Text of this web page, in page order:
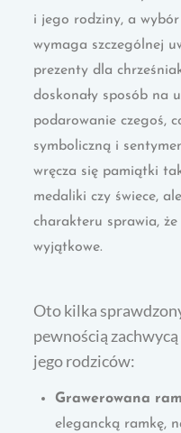
i jego rodziny, a
wymaga szczególnej
prezenty dla
doskonały sposób na
podarowanie czegoś,
symboliczną i
wręcza się pamiątki
medaliki czy świece,
charakteru sprawia,
wyjątkowe.
Oto kilka
pewnością
jego rodziców:
Grawerowana
elegancką ramkę,